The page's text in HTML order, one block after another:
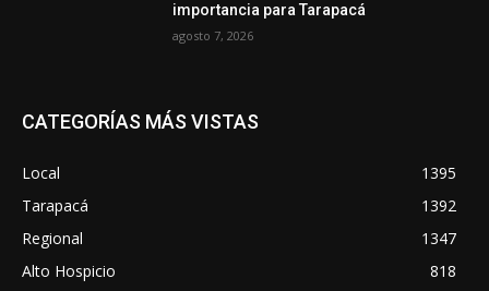
importancia para Tarapacá
agosto 7, 2026
CATEGORÍAS MÁS VISTAS
Local
1395
Tarapacá
1392
Regional
1347
Alto Hospicio
818